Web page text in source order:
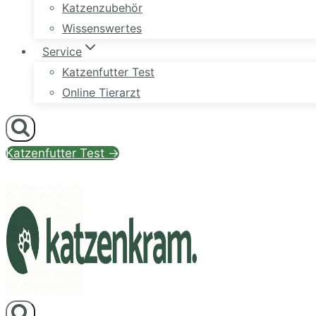
Katzenzubehör
Wissenswertes
Service
Katzenfutter Test
Online Tierarzt
Katzenfutter Test →